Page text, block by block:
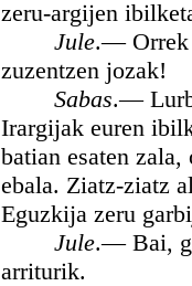
zeru-argijen
Jule.— Orrek
zuzentzen jozak!
Sabas.—
Irargijak euren
batian esaten
ebala. Ziatz-ziatz
Eguzkija zeru
Jule.— Bai,
arriturik.